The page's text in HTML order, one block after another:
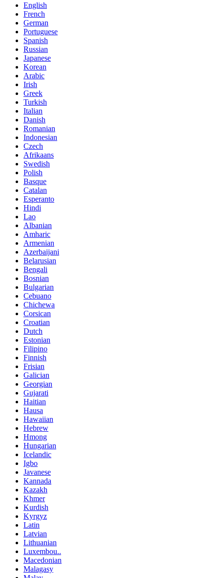
English
French
German
Portuguese
Spanish
Russian
Japanese
Korean
Arabic
Irish
Greek
Turkish
Italian
Danish
Romanian
Indonesian
Czech
Afrikaans
Swedish
Polish
Basque
Catalan
Esperanto
Hindi
Lao
Albanian
Amharic
Armenian
Azerbaijani
Belarusian
Bengali
Bosnian
Bulgarian
Cebuano
Chichewa
Corsican
Croatian
Dutch
Estonian
Filipino
Finnish
Frisian
Galician
Georgian
Gujarati
Haitian
Hausa
Hawaiian
Hebrew
Hmong
Hungarian
Icelandic
Igbo
Javanese
Kannada
Kazakh
Khmer
Kurdish
Kyrgyz
Latin
Latvian
Lithuanian
Luxembou..
Macedonian
Malagasy